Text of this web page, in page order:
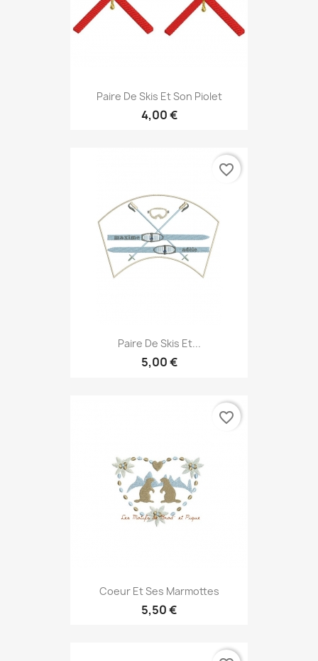
Paire De Skis Et Son Piolet
4,00 €
Paire De Skis Et...
5,00 €
favorite_border
Coeur Et Ses Marmottes
5,50 €
favorite_border